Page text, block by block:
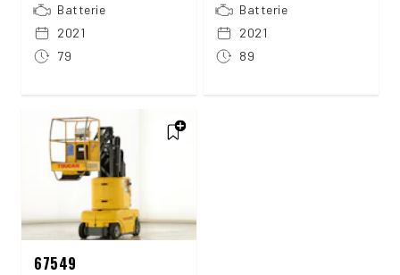
Batterie
2021
79
Batterie
2021
89
67549